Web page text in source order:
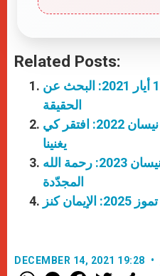
Related Posts:
عناوين نشرة الاثنين 18 أيار 2021: البحث عن
الحقيقة
عناوين نشرة الأربعاء 13 نيسان 2022: افتقر كي
يغنينا
عناوين نشرة الاثنين 17 نيسان 2023: رحمة الله
المجدّدة
DECEMBER 14, 2021 19:28